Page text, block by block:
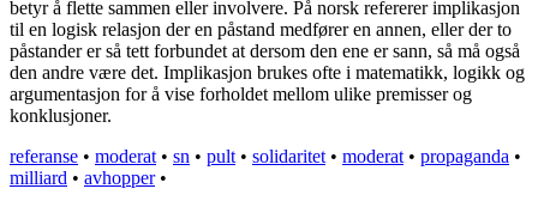
betyr å flette sammen eller involvere. På norsk refererer implikasjon
til en logisk relasjon der en påstand medfører en annen, eller der to
påstander er så tett forbundet at dersom den ene er sann, så må også
den andre være det. Implikasjon brukes ofte i matematikk, logikk og
argumentasjon for å vise forholdet mellom ulike premisser og
konklusjoner.
referanse • moderat • sn • pult • solidaritet • moderat • propaganda •
milliard • avhopper•